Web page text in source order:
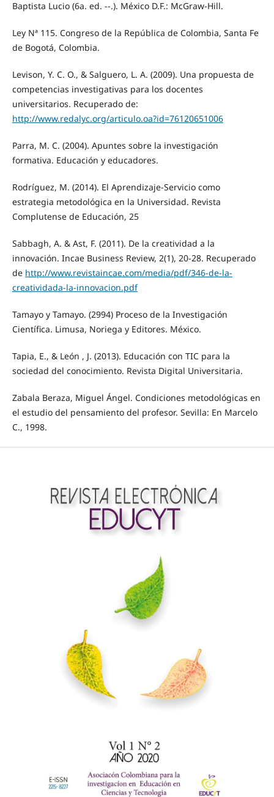
Baptista Lucio (6a. ed. --.). México D.F.: McGraw-Hill.
Ley Nª 115. Congreso de la República de Colombia, Santa Fe
de Bogotá, Colombia.
Levison, Y. C. O., & Salguero, L. A. (2009). Una propuesta de
competencias investigativas para los docentes
universitarios. Recuperado de:
http://www.redalyc.org/articulo.oa?id=76120651006
Parra, M. C. (2004). Apuntes sobre la investigación
formativa. Educación y educadores.
Rodríguez, M. (2014). El Aprendizaje-Servicio como
estrategia metodológica en la Universidad. Revista
Complutense de Educación, 25
Sabbagh, A. & Ast, F. (2011). De la creatividad a la
innovación. Incae Business Review, 2(1), 20-28. Recuperado
de http://www.revistaincae.com/media/pdf/346-de-la-
creatividada-la-innovacion.pdf
Tamayo y Tamayo. (2994) Proceso de la Investigación
Científica. Limusa, Noriega y Editores. México.
Tapia, E., & León , J. (2013). Educación con TIC para la
sociedad del conocimiento. Revista Digital Universitaria.
Zabala Beraza, Miguel Ángel. Condiciones metodológicas en
el estudio del pensamiento del profesor. Sevilla: En Marcelo
C., 1998.